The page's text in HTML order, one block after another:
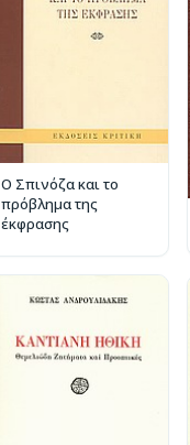
Ο Σπινόζα και το
πρόβλημα της
έκφρασης